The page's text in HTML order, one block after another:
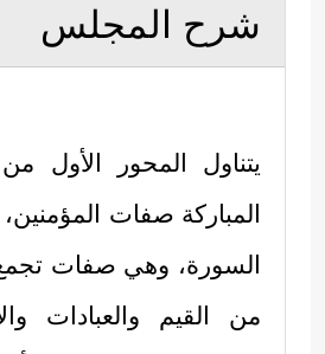
شرح المجلس
يتناول المحور الأول
المباركة صفات
السورة، وهي صفات
من القيم والعبادات